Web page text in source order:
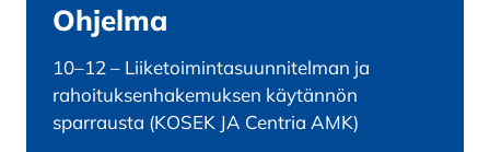
Ohjelma
10–12 – Liiketoimintasuunnitelman ja
rahoituksenhakemuksen käytännön
sparrausta (KOSEK JA Centria AMK)